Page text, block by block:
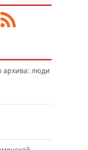
архива: люди